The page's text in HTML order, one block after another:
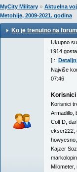
MyCity Military » Aktuelna
Metohije, 2009-2021. godina
Ko je trenutno na
Ukupno su
i 914
] ::
Najviše
07:46
Korisnici
Armadillo
Colt D
ekser222
howyesno
Kajzer
markolopin
Milometer,